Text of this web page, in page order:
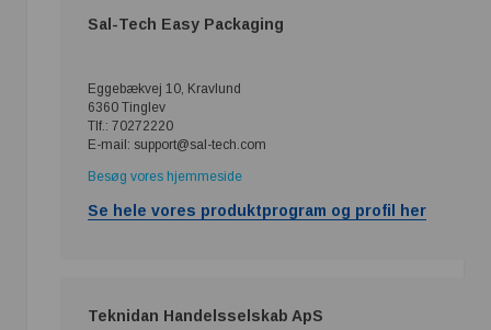
Sal-Tech Easy Packaging
Eggebækvej 10, Kravlund
6360 Tinglev
Tlf.: 70272220
E-mail: support@sal-tech.com
Besøg vores hjemmeside
Se hele vores produktprogram og profil her
Teknidan Handelsselskab ApS